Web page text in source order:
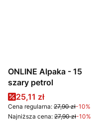
ONLINE Alpaka - 15
szary petrol
Cena promocyjna
25,11 zł
Cena regularna: 27,90 zł-10%
Najniższa cena: 27,90 zł-10%